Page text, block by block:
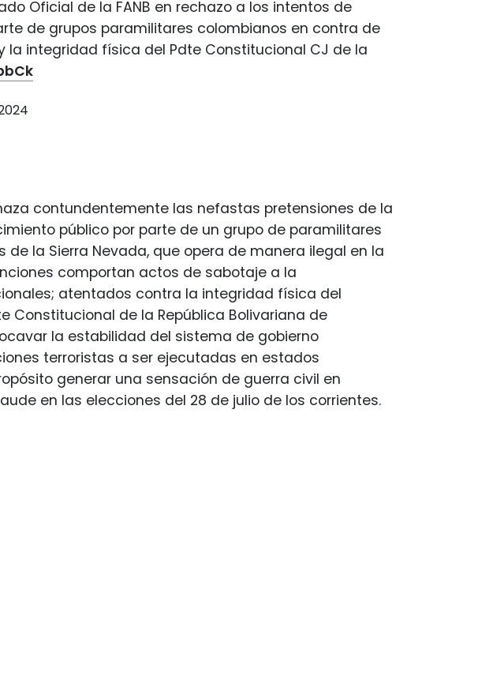
Oficial de la FANB en rechazo a los intentos de
de grupos paramilitares colombianos en contra de
la integridad física del Pdte Constitucional CJ de la
contundentemente las nefastas pretensiones de la
público por parte de un grupo de paramilitares
la Sierra Nevada, que opera de manera ilegal en la
comportan actos de sabotaje a la
atentados contra la integridad física del
Constitucional de la República Bolivariana de
la estabilidad del sistema de gobierno
terroristas a ser ejecutadas en estados
generar una sensación de guerra civil en
en las elecciones del 28 de julio de los corrientes.